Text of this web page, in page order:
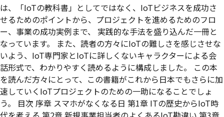
は、「IoTの教科書」としてではなく、IoTビジネスを成功さ
せるためのポイントから、プロジェクトを進めるためのフロ
ー、事業の成功実例まで、 実践的な手法を盛り込んだ一冊と
なっています。 また、読者の方々にIoTの難しさを感じさせな
いよう、IoT専門家とIoTに詳しくないキャラクターによる会
話形式で、わかりやすく読めるように構成しました。 この本
を読んだ方々にとって、この書籍がこれから日本でもさらに加
速していくIoTプロジェクトのための一助になることでしょ
う。 目次 序章 スマホがなくなる日 第1章 ITの歴史からIoT時